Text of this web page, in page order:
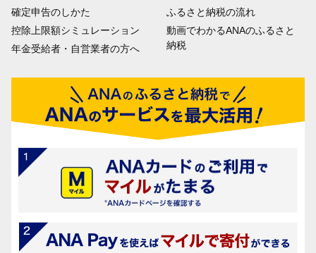
確定申告のしかた
控除上限額シミュレーション
年金受給者・自営業者の方へ
ふるさと納税の流れ
動画でわかるANAのふるさと
納税